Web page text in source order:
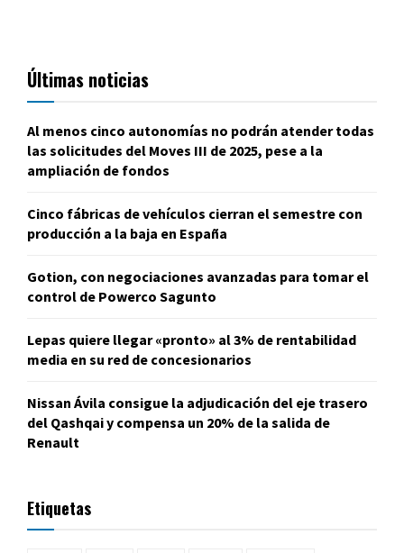
Últimas noticias
Al menos cinco autonomías no podrán atender todas
las solicitudes del Moves III de 2025, pese a la
ampliación de fondos
Cinco fábricas de vehículos cierran el semestre con
producción a la baja en España
Gotion, con negociaciones avanzadas para tomar el
control de Powerco Sagunto
Lepas quiere llegar «pronto» al 3% de rentabilidad
media en su red de concesionarios
Nissan Ávila consigue la adjudicación del eje trasero
del Qashqai y compensa un 20% de la salida de
Renault
Etiquetas